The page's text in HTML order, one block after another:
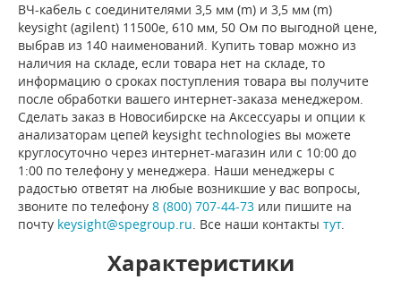
ВЧ-кабель с соединителями 3,5 мм (m) и 3,5 мм (m)
keysight (agilent) 11500e, 610 мм, 50 Ом по выгодной цене,
выбрав из 140 наименований. Купить товар можно из
наличия на складе, если товара нет на складе, то
информацию о сроках поступления товара вы получите
после обработки вашего интернет-заказа менеджером.
Сделать заказ в Новосибирске на Аксессуары и опции к
анализаторам цепей keysight technologies вы можете
круглосуточно через интернет-магазин или с 10:00 до
1:00 по телефону у менеджера. Наши менеджеры с
радостью ответят на любые возникшие у вас вопросы,
звоните по телефону 8 (800) 707-44-73 или пишите на
почту keysight@spegroup.ru. Все наши контакты тут.
Характеристики